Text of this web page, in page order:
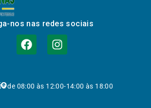
nos nas redes sociais
de 08:00 às 12:00-14:00 às 18:00